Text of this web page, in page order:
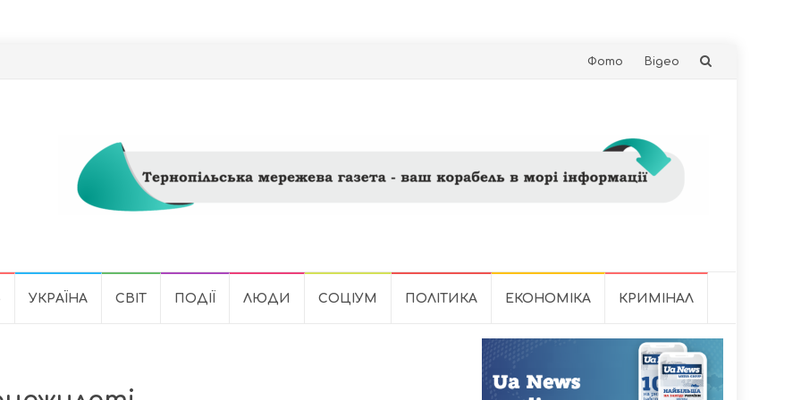
Skip
Фото Відео
УКРАЇНА СВІТ ПОДІЇ ЛЮДИ СОЦІУМ ПОЛІТИКА ЕКОНОМІКА КРИМІНАЛ